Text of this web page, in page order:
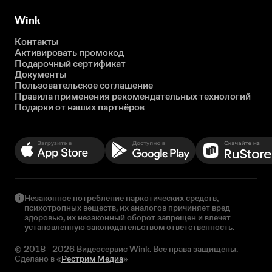
Wink
Контакты
Активировать промокод
Подарочный сертификат
Документы
Пользовательское соглашение
Правила применения рекомендательных технологий
Подарки от наших партнёров
Незаконное потребление наркотических средств,
психотропных веществ, их аналогов причиняет вред
здоровью, их незаконный оборот запрещен и влечет
установленную законодательством ответственность.
© 2018 - 2026 Видеосервис Wink. Все права защищены.
Сделано в «Рестрим Медиа»